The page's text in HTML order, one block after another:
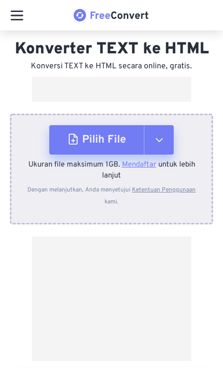
Konverter TEXT ke HTML
Konversi TEXT ke HTML secara online, gratis.
Pilih File
Dari Perangkat
Dari Dropbox
Ukuran file maksimum 1GB.Mendaftaruntuk lebih
lanjut
Dengan melanjutkan, Anda menyetujui Ketentuan Penggunaan
kami.